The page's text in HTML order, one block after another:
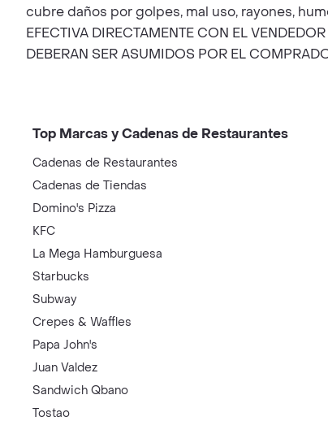
cubre daños por golpes, mal uso, rayones,
EFECTIVA DIRECTAMENTE CON EL
DEBERAN SER ASUMIDOS POR EL
Top Marcas y Cadenas de Restaurantes
Cadenas de Restaurantes
Cadenas de Tiendas
Domino's Pizza
KFC
La Mega Hamburguesa
Starbucks
Subway
Crepes & Waffles
Papa John's
Juan Valdez
Sandwich Qbano
Tostao